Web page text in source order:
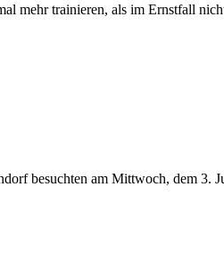
mehr trainieren, als im Ernstfall
besuchten am Mittwoch, dem 3.